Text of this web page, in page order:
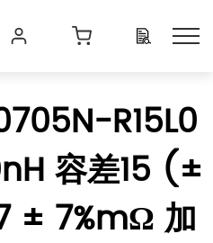
R15L0
容差15 (±
± 7%mΩ 加